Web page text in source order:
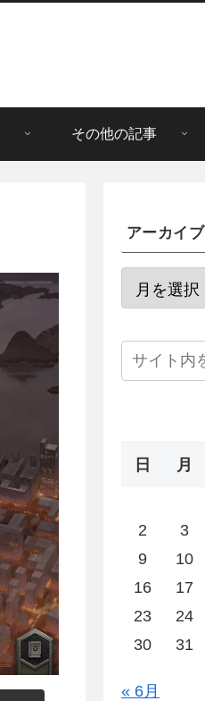
その他の記事
アーカイブ
日 月
2
3
9
10
16
17
23
24
30
31
« 6月